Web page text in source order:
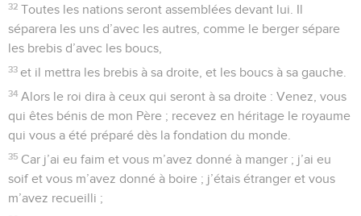
32 Toutes les nations seront assemblées devant lui. Il
séparera les uns d’avec les autres, comme le berger sépare
les brebis d’avec les boucs,
33 et il mettra les brebis à sa droite, et les boucs à sa gauche.
34 Alors le roi dira à ceux qui seront à sa droite : Venez, vous
qui êtes bénis de mon Père ; recevez en héritage le royaume
qui vous a été préparé dès la fondation du monde.
35 Car j’ai eu faim et vous m’avez donné à manger ; j’ai eu
soif et vous m’avez donné à boire ; j’étais étranger et vous
m’avez recueilli ;